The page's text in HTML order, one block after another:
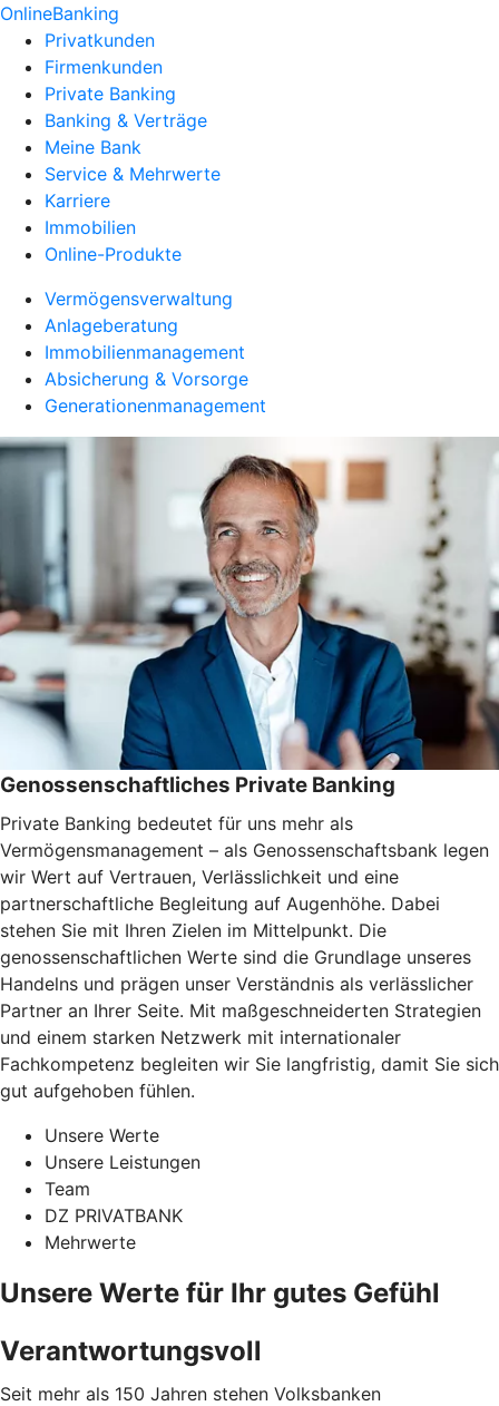
OnlineBanking
Privatkunden
Firmenkunden
Private Banking
Banking & Verträge
Meine Bank
Service & Mehrwerte
Karriere
Immobilien
Online-Produkte
Vermögensverwaltung
Anlageberatung
Immobilienmanagement
Absicherung & Vorsorge
Generationenmanagement
Genossenschaftliches Private Banking
Private Banking bedeutet für uns mehr als
Vermögensmanagement – als Genossenschaftsbank legen
wir Wert auf Vertrauen, Verlässlichkeit und eine
partnerschaftliche Begleitung auf Augenhöhe. Dabei
stehen Sie mit Ihren Zielen im Mittelpunkt. Die
genossenschaftlichen Werte sind die Grundlage unseres
Handelns und prägen unser Verständnis als verlässlicher
Partner an Ihrer Seite. Mit maßgeschneiderten Strategien
und einem starken Netzwerk mit internationaler
Fachkompetenz begleiten wir Sie langfristig, damit Sie sich
gut aufgehoben fühlen.
Unsere Werte
Unsere Leistungen
Team
DZ PRIVATBANK
Mehrwerte
Unsere Werte für Ihr gutes Gefühl
Verantwortungsvoll
Seit mehr als 150 Jahren stehen Volksbanken